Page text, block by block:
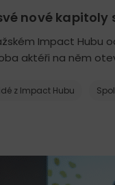
nové kapitoly
Impact Hubu
aktéři na něm
z Impact Hubu